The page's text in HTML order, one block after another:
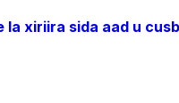
xiriira sida aad u